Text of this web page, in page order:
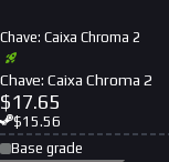
Chave: Caixa Chroma 2
Chave: Caixa Chroma 2
$17.65
$15.56
Base grade